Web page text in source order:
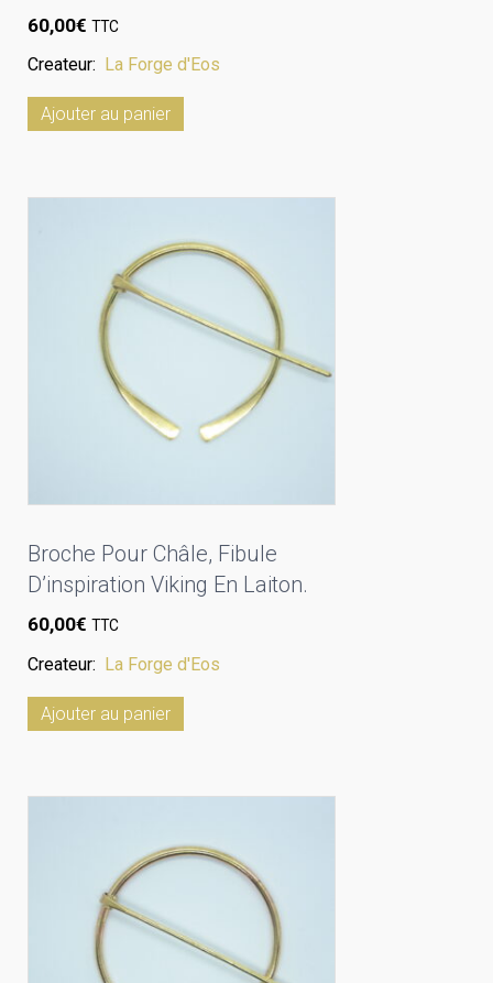
60,00€ TTC
Createur: La Forge d'Eos
Ajouter au panier
Broche Pour Châle, Fibule
D’inspiration Viking En Laiton.
60,00€ TTC
Createur: La Forge d'Eos
Ajouter au panier